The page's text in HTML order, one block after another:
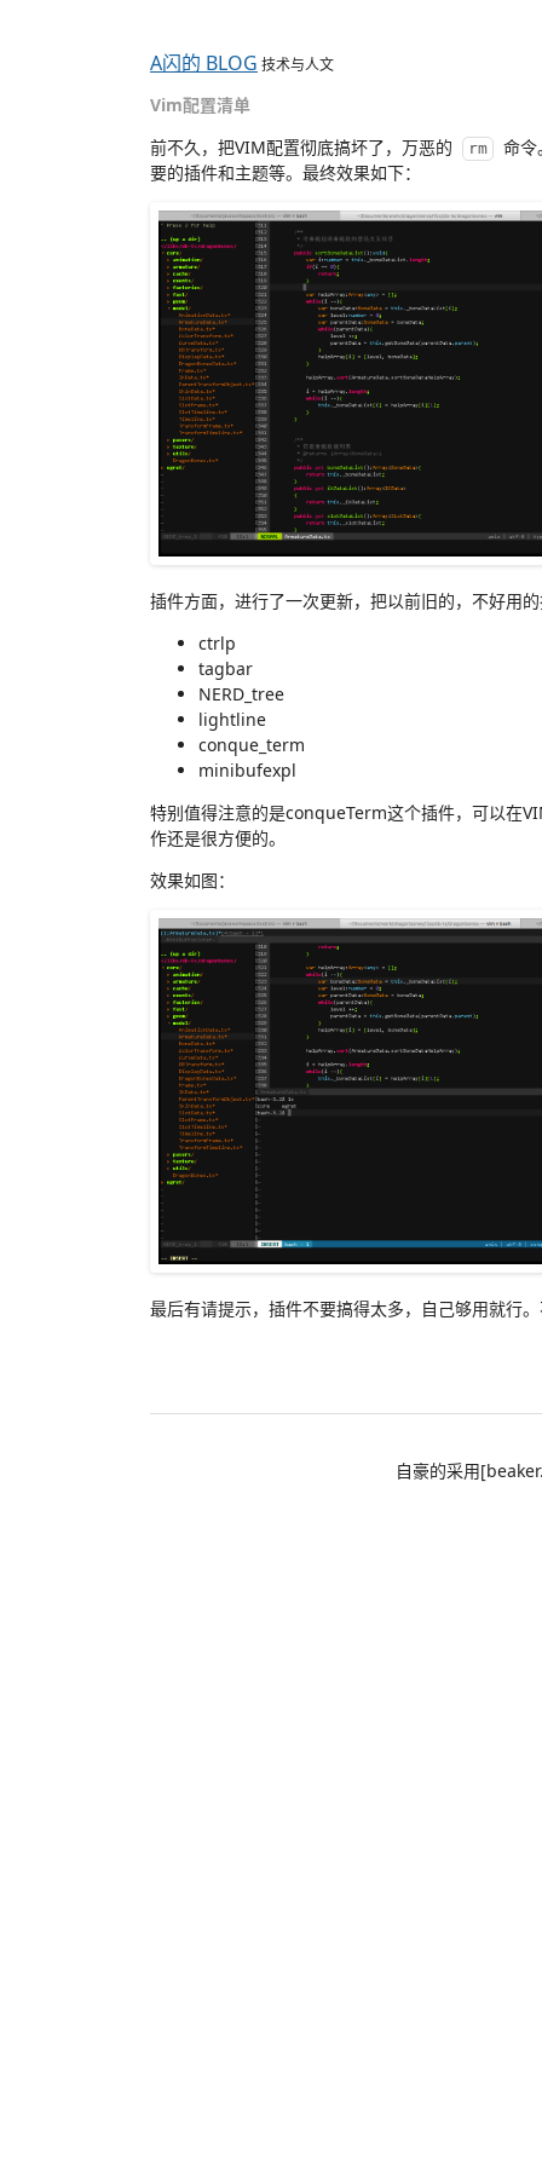
A闪的 BLOG 技术与人文
Vim配置清单
前不久，把VIM配置彻底搞坏了，万恶的
rm
命令
要的插件和主题等。最终效果如下：
插件方面，进行了一次更新，把以前旧的，不好用
ctrlp
tagbar
NERD_tree
lightline
conque_term
minibufexpl
特别值得注意的是conqueTerm这个插件，可以在
作还是很方便的。
效果如图：
最后有请提示，插件不要搞得太多，自己够用就行
自豪的采用